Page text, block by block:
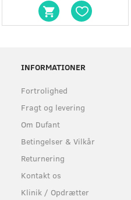
INFORMATIONER
Fortrolighed
Fragt og levering
Om Dufant
Betingelser & Vilkår
Returnering
Kontakt os
Klinik / Opdrætter